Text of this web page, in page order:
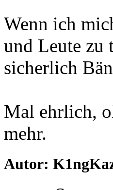
Wenn ich
und Leute zu
sicherlich
Mal ehrlich,
mehr.
Autor: